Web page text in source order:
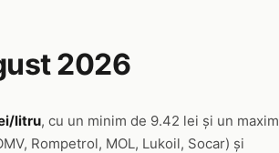
2026
litru, cu un minim de 9.42 lei și un maxim
Rompetrol, MOL, Lukoil, Socar) și